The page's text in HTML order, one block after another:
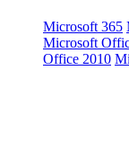
Microsoft 365
Microsoft
Office 2010